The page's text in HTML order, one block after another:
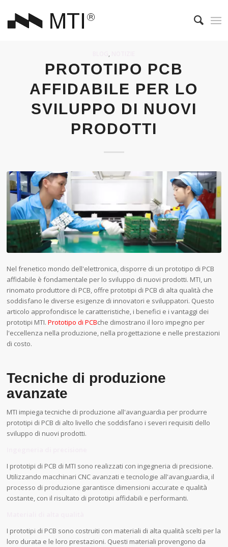
PROTOTIPO PCB
AFFIDABILE PER LO
SVILUPPO DI NUOVI
PRODOTTI
Nel frenetico mondo dell'elettronica, disporre di un prototipo di PCB
affidabile è fondamentale per lo sviluppo di nuovi prodotti. MTI, un
rinomato produttore di PCB, offre prototipi di PCB di alta qualità che
soddisfano le diverse esigenze di innovatori e sviluppatori. Questo
articolo approfondisce le caratteristiche, i benefici e i vantaggi dei
prototipi MTI.Prototipo di PCBche dimostrano il loro impegno per
l'eccellenza nella produzione, nella progettazione e nelle prestazioni
di costo.
Tecniche di produzione
avanzate
MTI impiega tecniche di produzione all'avanguardia per produrre
prototipi di PCB di alto livello che soddisfano i severi requisiti dello
sviluppo di nuovi prodotti.
I prototipi di PCB di MTI sono realizzati con ingegneria di precisione.
Utilizzando macchinari CNC avanzati e tecnologie all'avanguardia, il
processo di produzione garantisce dimensioni accurate e qualità
costante, con il risultato di prototipi affidabili e performanti.
I prototipi di PCB sono costruiti con materiali di alta qualità scelti per la
loro durata e le loro prestazioni. Questi materiali provengono da